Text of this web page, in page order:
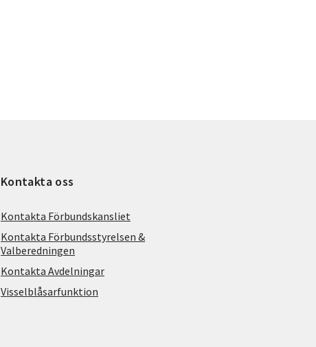
Kontakta oss
Kontakta Förbundskansliet
Kontakta Förbundsstyrelsen &
Valberedningen
Kontakta Avdelningar
Visselblåsarfunktion